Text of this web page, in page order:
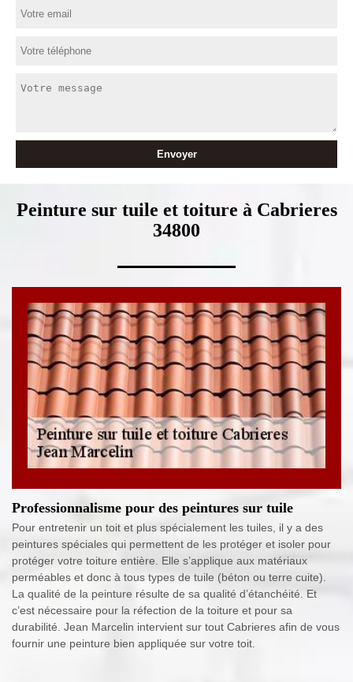
Peinture sur tuile et toiture à Cabrieres
34800
Professionnalisme pour des peintures sur tuile
Pour entretenir un toit et plus spécialement les tuiles, il y a des
peintures spéciales qui permettent de les protéger et isoler pour
protéger votre toiture entière. Elle s’applique aux matériaux
perméables et donc à tous types de tuile (béton ou terre cuite).
La qualité de la peinture résulte de sa qualité d’étanchéité. Et
c’est nécessaire pour la réfection de la toiture et pour sa
durabilité. Jean Marcelin intervient sur tout Cabrieres afin de vous
fournir une peinture bien appliquée sur votre toit.